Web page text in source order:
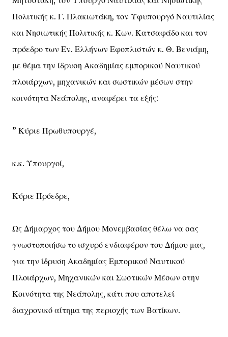
Πολιτικής κ. Γ. Πλακιωτάκη, τον Υφυπουργό Ναυτιλίας
και Νησιωτικής Πολιτικής κ. Κων. Κατσαφάδο και τον
πρόεδρο των Εν. Ελλήνων Εφοπλιστών κ. Θ. Βενιάμη,
με θέμα την ίδρυση Ακαδημίας εμπορικού Ναυτικού
πλοιάρχων, μηχανικών και σωστικών μέσων στην
κοινότητα Νεάπολης, αναφέρει τα εξής:
” Κύριε Πρωθυπουργέ,
κ.κ. Υπουργοί,
Κύριε Πρόεδρε,
Ως Δήμαρχος του Δήμου Μονεμβασίας θέλω να σας
γνωστοποιήσω το ισχυρό ενδιαφέρον του Δήμου μας,
για την ίδρυση Ακαδημίας Εμπορικού Ναυτικού
Πλοιάρχων, Μηχανικών και Σωστικών Μέσων στην
Κοινότητα της Νεάπολης, κάτι που αποτελεί
διαχρονικό αίτημα της περιοχής των Βατίκων.